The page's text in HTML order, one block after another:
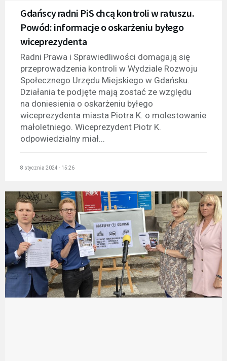
Gdańscy radni PiS chcą kontroli w ratuszu.
Powód: informacje o oskarżeniu byłego
wiceprezydenta
Radni Prawa i Sprawiedliwości domagają się
przeprowadzenia kontroli w Wydziale Rozwoju
Społecznego Urzędu Miejskiego w Gdańsku.
Działania te podjęte mają zostać ze względu
na doniesienia o oskarżeniu byłego
wiceprezydenta miasta Piotra K. o molestowanie
małoletniego. Wiceprezydent Piotr K.
odpowiedzialny miał...
8 stycznia 2024 - 15:26